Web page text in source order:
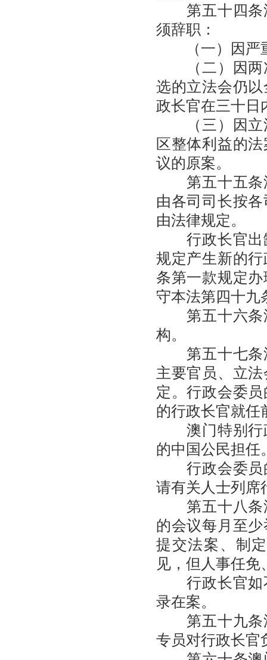
第五十四条澳
须辞职：
（一）因严重
（二）因两次
选的立法会仍
政长官在三十日
（三）因立法
区整体利益的
议的原案。
第五十五条澳
由各司司长按
由法律规定。
行政长官出缺
规定产生新的
条第一款规定
守本法第四十九
第五十六条澳
构。
第五十七条澳
主要官员、立
定。行政会委
的行政长官就任
澳门特别行政
的中国公民担任
行政会委员的
请有关人士列席
第五十八条澳
的会议每月至
提交法案、制
见，但人事任
行政长官如不
录在案。
第五十九条澳
专员对行政长官